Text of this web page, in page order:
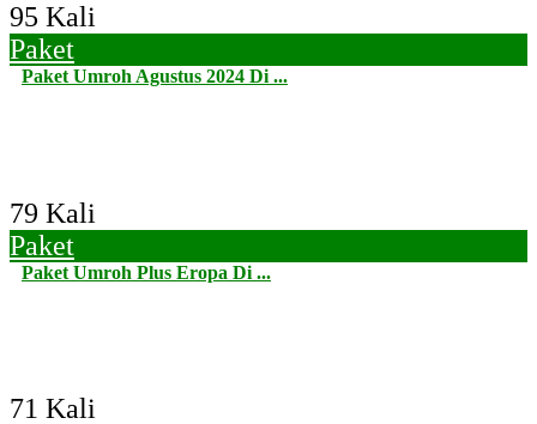
95 Kali
Paket
Paket Umroh Agustus 2024 Di ...
79 Kali
Paket
Paket Umroh Plus Eropa Di ...
71 Kali